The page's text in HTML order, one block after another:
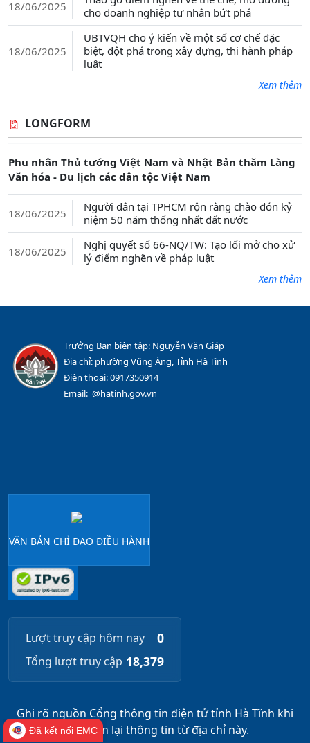
18/06/2025
cho doanh nghiệp tư nhân bứt phá
18/06/2025
UBTVQH cho ý kiến về một số cơ chế đặc
biệt, đột phá trong xây dựng, thi hành pháp
luật
Xem thêm
LONGFORM
Phu nhân Thủ tướng Việt Nam và Nhật Bản thăm Làng
Văn hóa - Du lịch các dân tộc Việt Nam
18/06/2025
Người dân tại TPHCM rộn ràng chào đón kỷ
niệm 50 năm thống nhất đất nước
18/06/2025
Nghị quyết số 66-NQ/TW: Tạo lối mở cho xử
lý điểm nghẽn về pháp luật
Xem thêm
Trưởng Ban biên tập: Nguyễn Văn Giáp
Địa chỉ: phường Vũng Áng, Tỉnh Hà Tĩnh
Điện thoại: 0917350914
Email: @hatinh.gov.vn
VĂN BẢN CHỈ ĐẠO ĐIỀU HÀNH
Lượt truy cập hôm nay 0
Tổng lượt truy cập 18,379
Ghi rõ nguồn Cổng thông tin điện tử tỉnh Hà Tĩnh khi
trích dẫn lại thông tin từ địa chỉ này.
Đã kết nối EMC